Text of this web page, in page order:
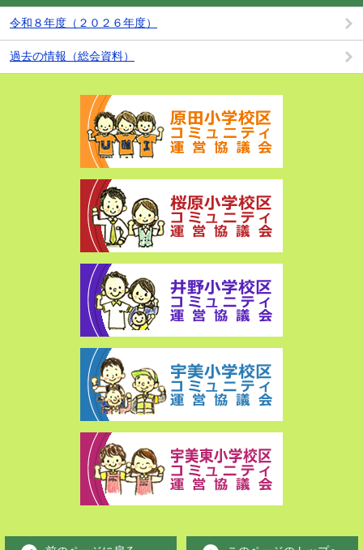
令和８年度（２０２６年度）
過去の情報（総会資料）